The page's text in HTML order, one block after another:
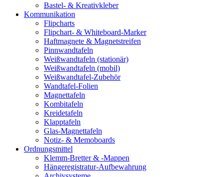
Bastel- & Kreativkleber
Kommunikation
Flipcharts
Flipchart- & Whiteboard-Marker
Haftmagnete & Magnetstreifen
Pinnwandtafeln
Weißwandtafeln (stationär)
Weißwandtafeln (mobil)
Weißwandtafel-Zubehör
Wandtafel-Folien
Magnettafeln
Kombitafeln
Kreidetafeln
Klapptafeln
Glas-Magnettafeln
Notiz- & Memoboards
Ordnungsmittel
Klemm-Bretter & -Mappen
Hängeregistratur-Aufbewahrung